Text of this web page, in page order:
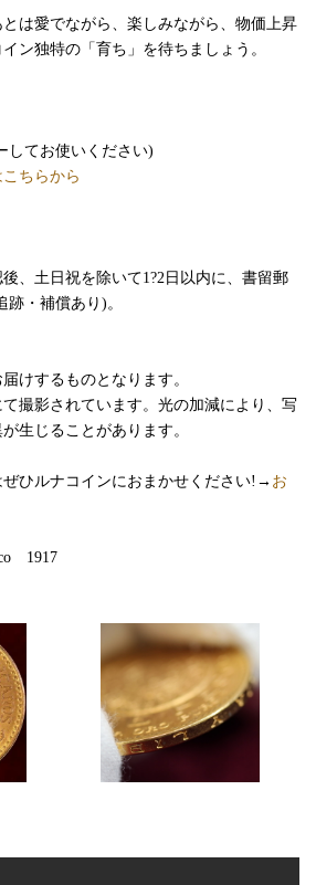
は愛でながら、楽しみながら、物価上昇
ン独特の「育ち」を待ちましょう。
してお使いください)
ちらから
、土日祝を除いて1?2日以内に、書留郵
・補償あり)。
けするものとなります。
て撮影されています。光の加減により、写
生じることがあります。
ぜひルナコインにおまかせください!→ お
1917